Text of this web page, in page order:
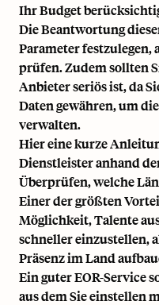
Ihr Budget
Die Beantwortung
Parameter festzulegen,
prüfen. Zudem sollten
Anbieter seriös ist, da
Daten gewähren, um
verwalten.
Hier eine kurze
Dienstleister anhand
Überprüfen, welche
Einer der größten
Möglichkeit, Talente
schneller einzustellen,
Präsenz im Land
Ein guter EOR-Service
aus dem Sie einstellen